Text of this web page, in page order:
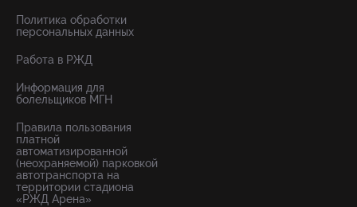
Политика обработки
персональных данных
Работа в РЖД
Информация для
болельщиков МГН
Правила пользования
платной
автоматизированной
(неохраняемой) парковкой
автотранспорта на
территории стадиона
«РЖД Арена»